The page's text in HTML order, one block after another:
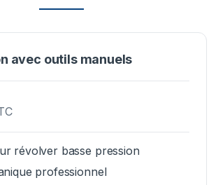
avec outils manuels
révolver basse pression
professionnel